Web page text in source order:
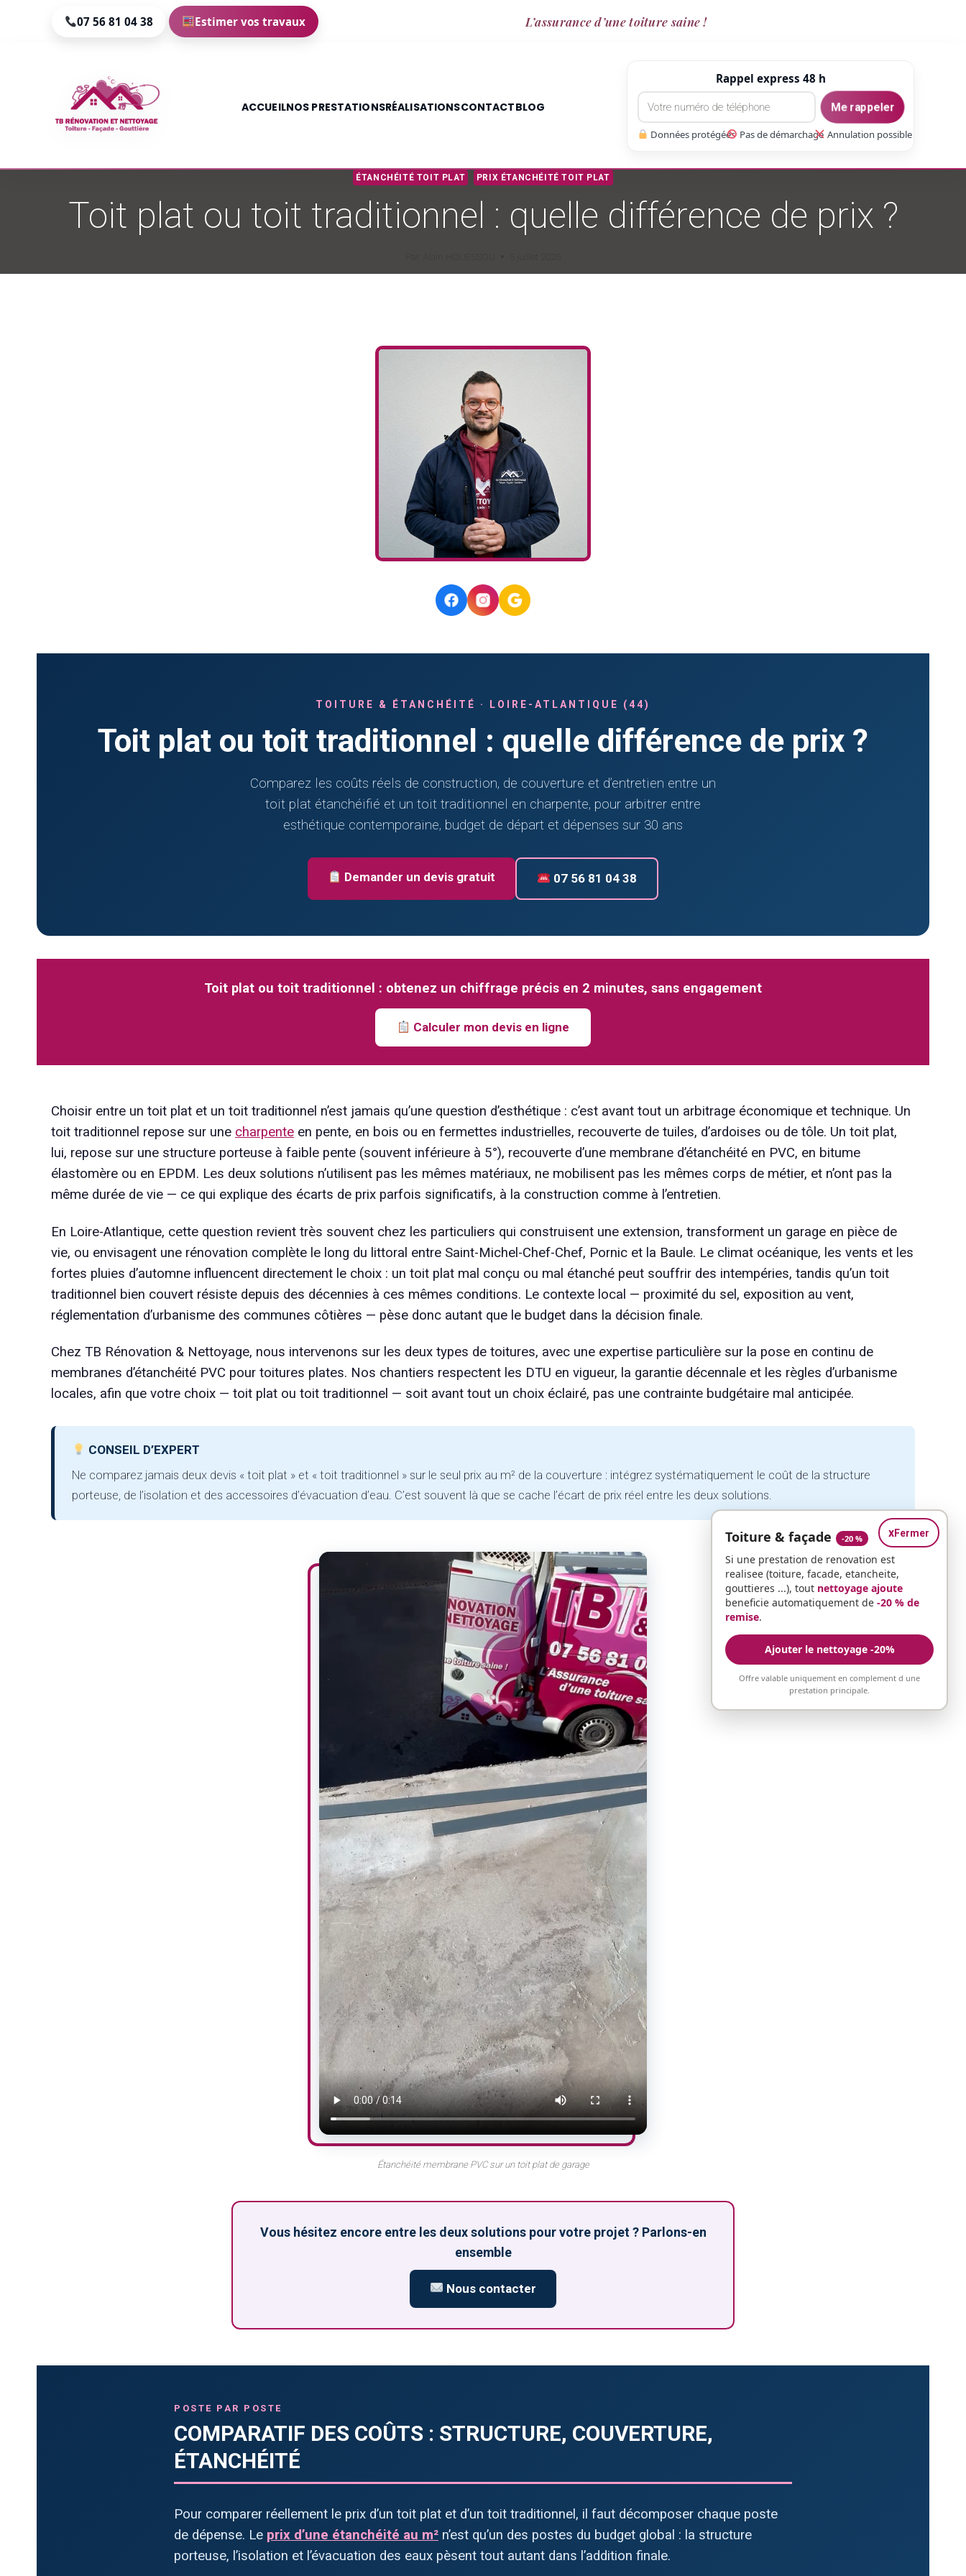
07 56 81 04 38 Estimer vos travaux L’assurance d’une toiture saine !
ACCUEILNOS PRESTATIONSRÉALISATIONSCONTACTBLOG
Rappel express 48 h
Me rappeler
Données protégées Pas de démarchage Annulation possible
ÉTANCHÉITÉ TOIT PLAT PRIX ÉTANCHÉITÉ TOIT PLAT
Toit plat ou toit traditionnel : quelle différence de prix ?
TOITURE & ÉTANCHÉITÉ · LOIRE-ATLANTIQUE (44)
Toit plat ou toit traditionnel : quelle différence de prix ?
Comparez les coûts réels de construction, de couverture et d’entretien entre un
toit plat étanchéifié et un toit traditionnel en charpente, pour arbitrer entre
esthétique contemporaine, budget de départ et dépenses sur 30 ans
Demander un devis gratuit 07 56 81 04 38
Toit plat ou toit traditionnel : obtenez un chiffrage précis en 2 minutes, sans engagement
Calculer mon devis en ligne
Choisir entre un toit plat et un toit traditionnel n’est jamais qu’une question d’esthétique : c’est avant tout un arbitrage économique et technique. Un
toit traditionnel repose sur une charpente en pente, en bois ou en fermettes industrielles, recouverte de tuiles, d’ardoises ou de tôle. Un toit plat,
lui, repose sur une structure porteuse à faible pente (souvent inférieure à 5°), recouverte d’une membrane d’étanchéité en PVC, en bitume
élastomère ou en EPDM. Les deux solutions n’utilisent pas les mêmes matériaux, ne mobilisent pas les mêmes corps de métier, et n’ont pas la
même durée de vie — ce qui explique des écarts de prix parfois significatifs, à la construction comme à l’entretien.
En Loire-Atlantique, cette question revient très souvent chez les particuliers qui construisent une extension, transforment un garage en pièce de
vie, ou envisagent une rénovation complète le long du littoral entre Saint-Michel-Chef-Chef, Pornic et la Baule. Le climat océanique, les vents et les
fortes pluies d’automne influencent directement le choix : un toit plat mal conçu ou mal étanché peut souffrir des intempéries, tandis qu’un toit
traditionnel bien couvert résiste depuis des décennies à ces mêmes conditions. Le contexte local — proximité du sel, exposition au vent,
réglementation d’urbanisme des communes côtières — pèse donc autant que le budget dans la décision finale.
Chez TB Rénovation & Nettoyage, nous intervenons sur les deux types de toitures, avec une expertise particulière sur la pose en continu de
membranes d’étanchéité PVC pour toitures plates. Nos chantiers respectent les DTU en vigueur, la garantie décennale et les règles d’urbanisme
locales, afin que votre choix — toit plat ou toit traditionnel — soit avant tout un choix éclairé, pas une contrainte budgétaire mal anticipée.
CONSEIL D’EXPERT
Ne comparez jamais deux devis « toit plat » et « toit traditionnel » sur le seul prix au m² de la couverture : intégrez systématiquement le coût de la structure
porteuse, de l’isolation et des accessoires d’évacuation d’eau. C’est souvent là que se cache l’écart de prix réel entre les deux solutions.
Étanchéité membrane PVC sur un toit plat de garage
Vous hésitez encore entre les deux solutions pour votre projet ? Parlons-en
ensemble
Nous contacter
POSTE PAR POSTE
COMPARATIF DES COÛTS : STRUCTURE, COUVERTURE,
ÉTANCHÉITÉ
Pour comparer réellement le prix d’un toit plat et d’un toit traditionnel, il faut décomposer chaque poste
de dépense. Le prix d’une étanchéité au m² n’est qu’un des postes du budget global : la structure
porteuse, l’isolation et l’évacuation des eaux pèsent tout autant dans l’addition finale.
xFermer
Toiture & façade -20 %
Si une prestation de renovation est
realisee (toiture, facade, etancheite,
gouttieres ...), tout nettoyage ajoute
beneficie automatiquement de -20 % de
remise.
Ajouter le nettoyage -20%
Offre valable uniquement en complement d une
prestation principale.